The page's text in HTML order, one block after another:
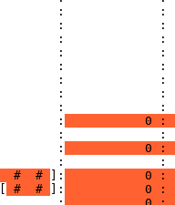
:             :
:             :
:             :
:             :
:             :
:             :
:             :
:             :
:
0 :
:             :
:
0 :
:             :
# # ]:
0 :
# # ]:
0 :